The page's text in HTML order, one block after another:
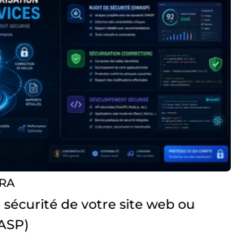
sécurité de votre site web ou